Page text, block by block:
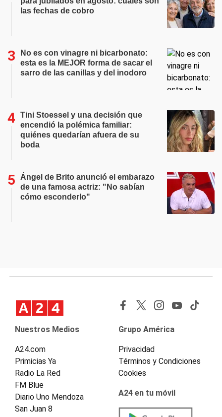
las fechas de cobro
No es con vinagre ni bicarbonato:
esta es la MEJOR forma de sacar el
sarro de las canillas y del inodoro
Tini Stoessel y una decisión que
encendió la polémica familiar:
quiénes quedarían afuera de su
boda
Ángel de Brito anunció el embarazo
de una famosa actriz: "No sabían
cómo esconderlo"
Nuestros Medios
A24.com
Primicias Ya
Radio La Red
FM Blue
Diario Uno Mendoza
San Juan 8
Grupo América
Privacidad
Términos y Condiciones
Cookies
A24 en tu móvil